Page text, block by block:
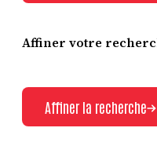
Affiner votre
Affiner la recherche